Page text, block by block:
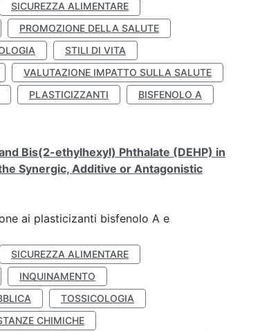
SICUREZZA ALIMENTARE
PROMOZIONE DELLA SALUTE
STILI DI VITA
VALUTAZIONE IMPATTO SULLA SALUTE
PLASTICIZZANTI
BISFENOLO A
Bis(2-ethylhexyl) Phthalate (DEHP) in
Synergic, Additive or Antagonistic
ai plasticizanti bisfenolo A e
SICUREZZA ALIMENTARE
INQUINAMENTO
TOSSICOLOGIA
CHIMICHE